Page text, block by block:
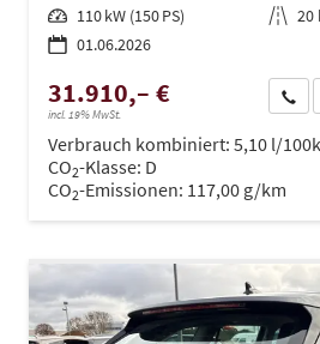
Leistung 110 kW (150 PS) Kilometerstand 20
01.06.2026
31.910,– €
incl. 19% MwSt.
Verbrauch kombiniert: 5,10 l/
CO2-Klasse: D
CO2-Emissionen: 117,00 g/km